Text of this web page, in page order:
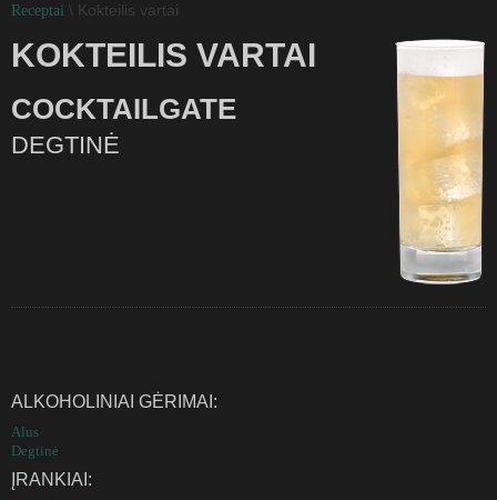
Receptai \ Kokteilis vartai
KOKTEILIS VARTAI
COCKTAILGATE
DEGTINĖ
ALKOHOLINIAI GĖRIMAI:
Alus
Degtinė
ĮRANKIAI: